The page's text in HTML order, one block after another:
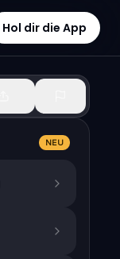
Hol dir die App
NEU